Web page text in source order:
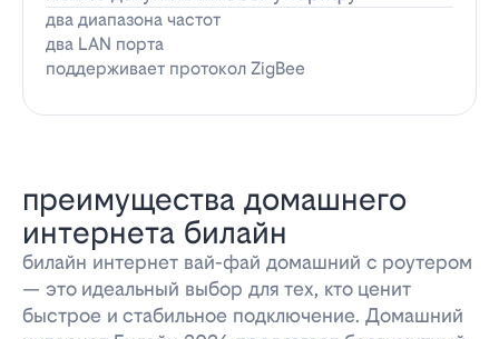
два диапазона частот
два LAN порта
поддерживает протокол ZigBee
преимущества домашнего
интернета билайн
билайн интернет вай-фай домашний с роутером
— это идеальный выбор для тех, кто ценит
быстрое и стабильное подключение. Домашний